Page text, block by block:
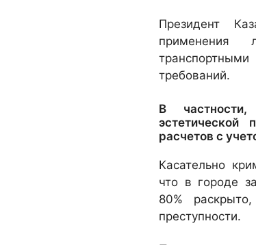
Президент
применения
требований.
В
эстетической
расчетов с
Касательно
что в городе
80%
преступности.